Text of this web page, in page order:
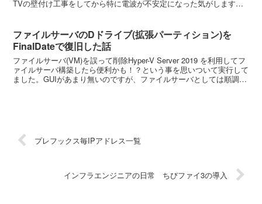
TVの壁付け工事をしてから特に電波が不安定になった気がします。
ファイルサーバのDドライブ(拡張パーティション)を
FinalDateで復旧した話
ファイルサーバ(VM)を誤って削除Hyper-V Server 2019 を利用してフ
ァイルサーバ構築したら便利かも！？という事を思いついて実行して
ました。GUIがあまり無いのですが、ファイルサーバとしては順調に
プレフックス毎IPアドレス一覧
インフラエンジニアの日常 ちびファイ3の導入